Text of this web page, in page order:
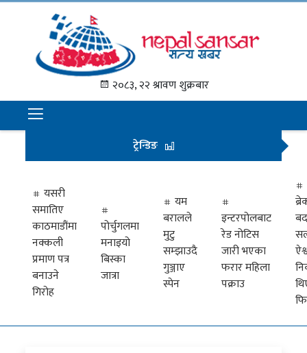
२०८३, २२ श्रावण शुक्रबार
समाचार
राजनीति
अन्तराष्ट्रिय
अर्थ
मनोरञ्जन
प्रवास
खेलकुद
ट्रेन्डिङ
यसरी
समातिए
काठमाडौंमा
नक्कली
प्रमाण पत्र
बनाउने
गिरोह
पोर्चुगलमा
मनाइयो
बिस्का
जात्रा
यम
बरालले
मुटु
सम्झाउदै
गुञ्जाए
स्पेन
इन्टरपोलबाट
रेड नोटिस
जारी भएका
फरार महिला
पक्राउ